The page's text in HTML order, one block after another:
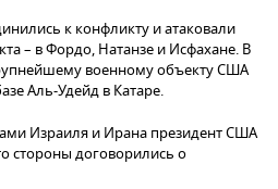
к конфликту и атаковали
– в Фордо, Натанзе и Исфахане. В
военному объекту США
Аль-Удейд в Катаре.
Израиля и Ирана президент США
стороны договорились о